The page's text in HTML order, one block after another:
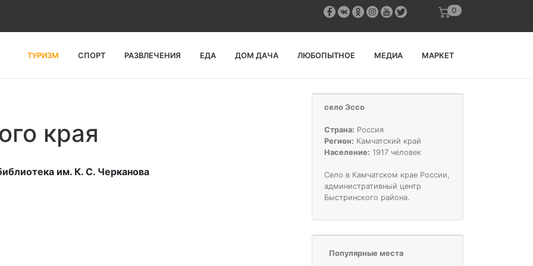
0
ТУРИЗМ СПОРТ РАЗВЛЕЧЕНИЯ ЕДА ДОМ ДАЧА ЛЮБОПЫТНОЕ МЕДИА МАРКЕТ
края
им. К. С. Черканова
село Эссо
Страна: Россия
Регион: Камчатский край
Население: 1917 человек
Село в Камчатском крае России,
административный центр
Быстринского района.
Популярные места